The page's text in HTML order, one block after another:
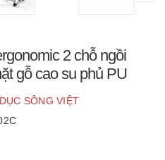
2 chỗ ngồi
gỗ cao su phủ PU
SÔNG VIỆT